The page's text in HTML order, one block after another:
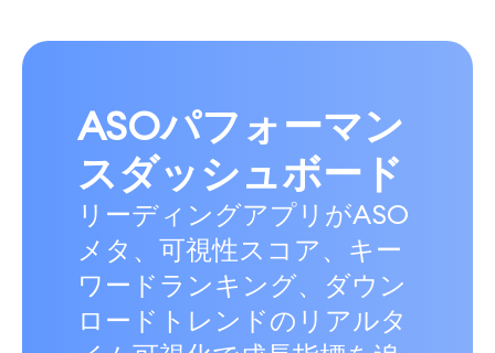
ASOパフォーマン
スダッシュボード
リーディングアプリがASO
メタ、可視性スコア、キー
ワードランキング、ダウン
ロードトレンドのリアルタ